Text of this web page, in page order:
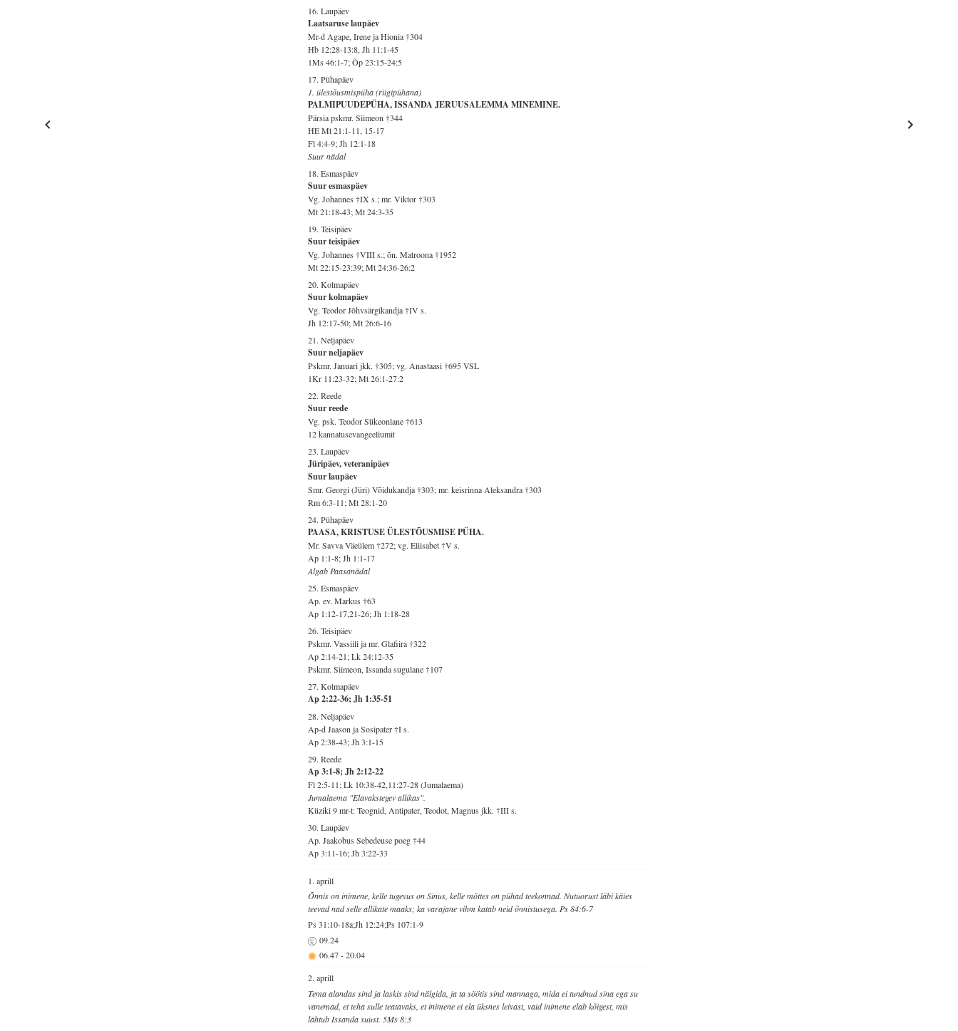
16. Laupäev
Laatsaruse laupäev
Mr-d Agape, Irene ja Hionia †304
Hb 12:28-13:8, Jh 11:1-45
1Ms 46:1-7; Õp 23:15-24:5
17. Pühapäev
1. ülestõusmispüha (riigipühana)
PALMIPUUDEPÜHA, ISSANDA JERUUSALEMMA MINEMINE.
Pärsia pskmr. Siimeon †344
HE Mt 21:1-11, 15-17
Fl 4:4-9; Jh 12:1-18
Suur nädal
18. Esmaspäev
Suur esmaspäev
Vg. Johannes †IX s.; mr. Viktor †303
Mt 21:18-43; Mt 24:3-35
19. Teisipäev
Suur teisipäev
Vg. Johannes †VIII s.; õn. Matroona †1952
Mt 22:15-23:39; Mt 24:36-26:2
20. Kolmapäev
Suur kolmapäev
Vg. Teodor Jõhvsärgikandja †IV s.
Jh 12:17-50; Mt 26:6-16
21. Neljapäev
Suur neljapäev
Pskmr. Januari jkk. †305; vg. Anastaasi †695 VSL
1Kr 11:23-32; Mt 26:1-27:2
22. Reede
Suur reede
Vg. psk. Teodor Sükeonlane †613
12 kannatusevangeeliumit
23. Laupäev
Jüripäev, veteranipäev
Suur laupäev
Smr. Georgi (Jüri) Võidukandja †303; mr. keisrinna Aleksandra †303
Rm 6:3-11; Mt 28:1-20
24. Pühapäev
PAASA, KRISTUSE ÜLESTÕUSMISE PÜHA.
Mr. Savva Väeülem †272; vg. Eliisabet †V s.
Ap 1:1-8; Jh 1:1-17
Algab Paasanädal
25. Esmaspäev
Ap. ev. Markus †63
Ap 1:12-17,21-26; Jh 1:18-28
26. Teisipäev
Pskmr. Vassiili ja mr. Glafiira †322
Ap 2:14-21; Lk 24:12-35
Pskmr. Siimeon, Issanda sugulane †107
27. Kolmapäev
Ap 2:22-36; Jh 1:35-51
28. Neljapäev
Ap-d Jaason ja Sosipater †I s.
Ap 2:38-43; Jh 3:1-15
29. Reede
Ap 3:1-8; Jh 2:12-22
Fl 2:5-11; Lk 10:38-42,11:27-28 (Jumalaema)
Jumalaema "Elavakstegev allikas".
Küziki 9 mr-t: Teognid, Antipater, Teodot, Magnus jkk. †III s.
30. Laupäev
Ap. Jaakobus Sebedeuse poeg †44
Ap 3:11-16; Jh 3:22-33
1. aprill
Õnnis on inimene, kelle tugevus on Sinus, kelle mõttes on pühad teekonnad. Nutuorust läbi käies
teevad nad selle allikate maaks; ka varajane vihm katab neid õnnistusega. Ps 84:6-7
Ps 31:10-18a;Jh 12:24;Ps 107:1-9
09.24
06.47-20.04
2. aprill
Tema alandas sind ja laskis sind nälgida, ja ta söötis sind mannaga, mida ei tundnud sina ega su
vanemad, et teha sulle teatavaks, et inimene ei ela üksnes leivast, vaid inimene elab kõigest, mis
lähtub Issanda suust. 5Ms 8:3